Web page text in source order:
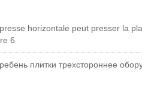
horizontale peut presser la
6
плитки трехстороннее